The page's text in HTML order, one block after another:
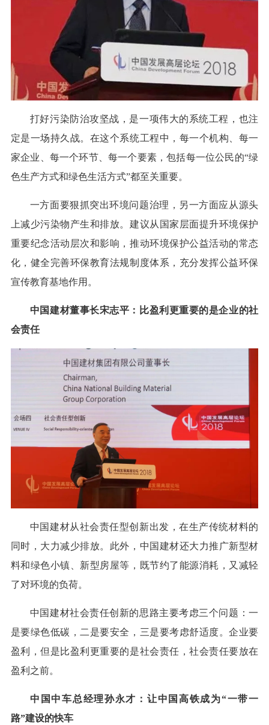
打好污染防治攻坚战，是一项伟大的系统工程，也注
定是一场持久战。在这个系统工程中，每一个机构、每一
家企业、每一个环节、每一个要素，包括每一位公民的“绿
色生产方式和绿色生活方式”都至关重要。
一方面要狠抓突出环境问题治理，另一方面应从源头
上减少污染物产生和排放。建议从国家层面提升环境保护
重要纪念活动层次和影响，推动环境保护公益活动的常态
化，健全完善环保教育法规制度体系，充分发挥公益环保
宣传教育基地作用。
中国建材董事长宋志平：比盈利更重要的是企业的社
会责任
中国建材从社会责任型创新出发，在生产传统材料的
同时，大力减少排放。此外，中国建材还大力推广新型材
料和绿色小镇、新型房屋等，既节约了能源消耗，又减轻
了对环境的负荷。
中国建材社会责任创新的思路主要考虑三个问题：一
是要绿色低碳，二是要安全，三是要考虑舒适度。企业要
盈利，但是比盈利更重要的是社会责任，社会责任要放在
盈利之前。
中国中车总经理孙永才：让中国高铁成为“一带一
路”建设的快车